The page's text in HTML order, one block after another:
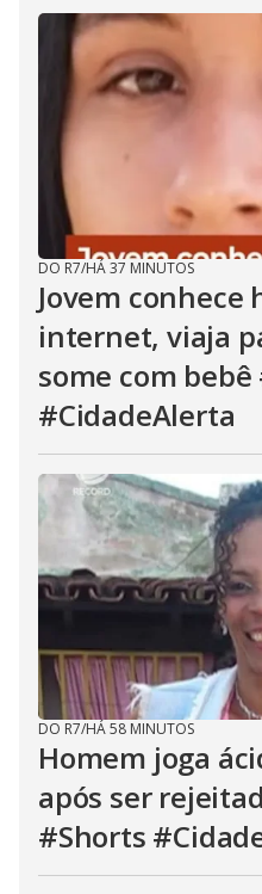
DO R7/HÁ 37 MINUTOS
Jovem conhece
internet, viaja
some com
#CidadeAlerta
DO R7/HÁ 58 MINUTOS
Homem joga
após ser
#Shorts